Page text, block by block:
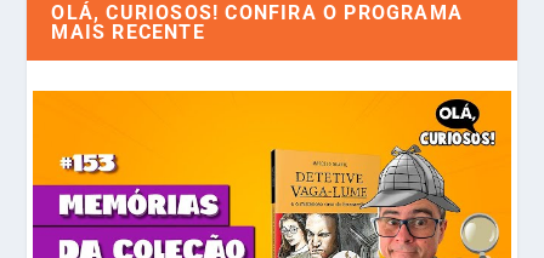
OLÁ, CURIOSOS! CONFIRA O PROGRAMA
MAIS RECENTE